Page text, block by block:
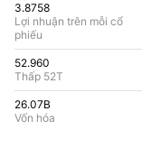
3.8758
Lợi nhuận trên mỗi cổ
phiếu
52.960
Thấp 52T
26.07B
Vốn hóa